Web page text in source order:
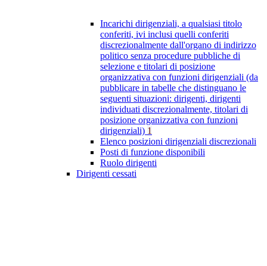
Incarichi dirigenziali, a qualsiasi titolo
conferiti, ivi inclusi quelli conferiti
discrezionalmente dall'organo di indirizzo
politico senza procedure pubbliche di
selezione e titolari di posizione
organizzativa con funzioni dirigenziali (da
pubblicare in tabelle che distinguano le
seguenti situazioni: dirigenti, dirigenti
individuati discrezionalmente, titolari di
posizione organizzativa con funzioni
dirigenziali) 1
Elenco posizioni dirigenziali discrezionali
Posti di funzione disponibili
Ruolo dirigenti
Dirigenti cessati